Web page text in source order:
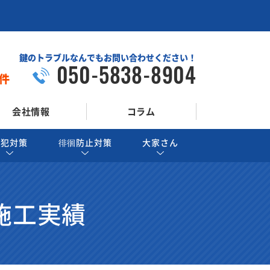
鍵のトラブルなんでもお問い合わせください！
050-5838-8904
会社情報 コラム
対策 徘徊防止対策 大家さん
工実績